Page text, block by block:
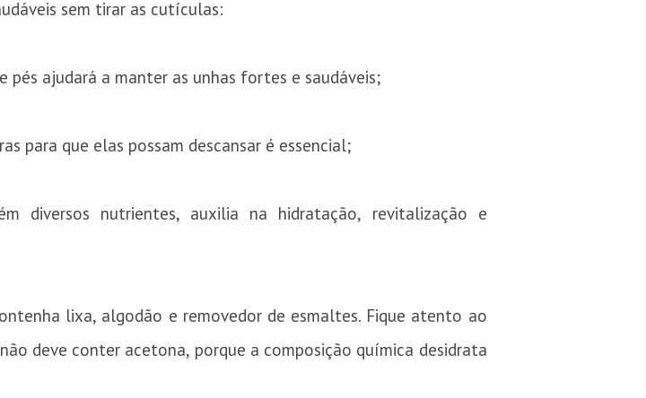
sem tirar as cutículas:
ajudará a manter as unhas fortes e saudáveis;
para que elas possam descansar é essencial;
diversos nutrientes, auxilia na hidratação, revitalização e
lixa, algodão e removedor de esmaltes. Fique atento ao
deve conter acetona, porque a composição química desidrata